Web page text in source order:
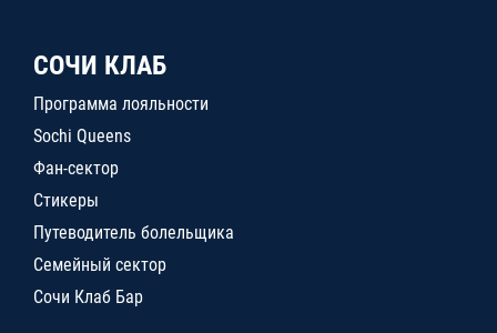
СОЧИ КЛАБ
Программа лояльности
Sochi Queens
Фан-сектор
Стикеры
Путеводитель болельщика
Семейный сектор
Сочи Клаб Бар